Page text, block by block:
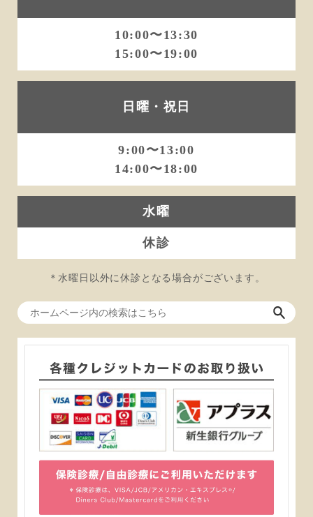
10:00〜13:30
15:00〜19:00
日曜・祝日
9:00〜13:00
14:00〜18:00
水曜
休診
＊水曜日以外に休診となる場合がございます。